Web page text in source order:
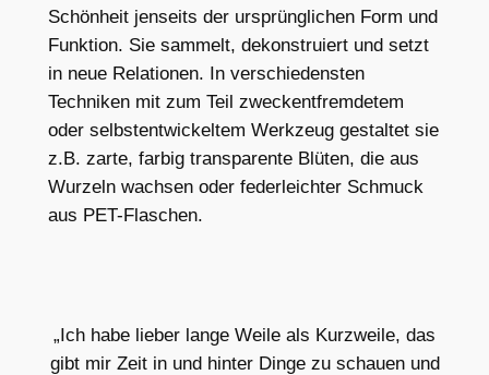
Schönheit jenseits der ursprünglichen Form und
Funktion. Sie sammelt, dekonstruiert und setzt
in neue Relationen. In verschiedensten
Techniken mit zum Teil zweckentfremdetem
oder selbstentwickeltem Werkzeug gestaltet sie
z.B. zarte, farbig transparente Blüten, die aus
Wurzeln wachsen oder federleichter Schmuck
aus PET-Flaschen.
„Ich habe lieber lange Weile als Kurzweile, das
gibt mir Zeit in und hinter Dinge zu schauen und